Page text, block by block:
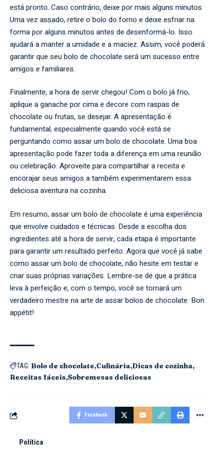
está pronto. Caso contrário, deixe por mais alguns minutos.
Uma vez assado, retire o bolo do forno e deixe esfriar na
forma por alguns minutos antes de desenformá-lo. Isso
ajudará a manter a umidade e a maciez. Assim, você poderá
garantir que seu bolo de chocolate será um sucesso entre
amigos e familiares.
Finalmente, a hora de servir chegou! Com o bolo já frio,
aplique a ganache por cima e decore com raspas de
chocolate ou frutas, se desejar. A apresentação é
fundamental, especialmente quando você está se
perguntando como assar um bolo de chocolate. Uma boa
apresentação pode fazer toda a diferença em uma reunião
ou celebração. Aproveite para compartilhar a receita e
encorajar seus amigos a também experimentarem essa
deliciosa aventura na cozinha.
Em resumo, assar um bolo de chocolate é uma experiência
que envolve cuidados e técnicas. Desde a escolha dos
ingredientes até a hora de servir, cada etapa é importante
para garantir um resultado perfeito. Agora que você já sabe
como assar um bolo de chocolate, não hesite em testar e
criar suas próprias variações. Lembre-se de que a prática
leva à perfeição e, com o tempo, você se tornará um
verdadeiro mestre na arte de assar bolos de chocolate. Bon
appétit!
TAG: Bolo de chocolate Culinária Dicas de cozinha
Receitas fáceis Sobremesas deliciosas
Facebook
Política